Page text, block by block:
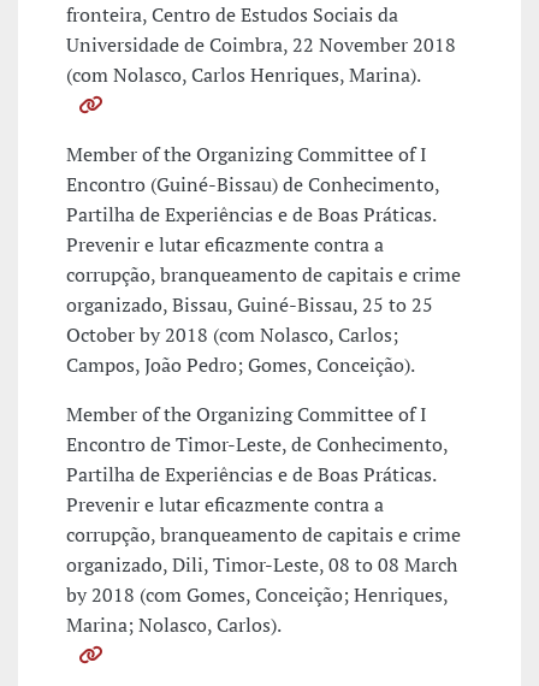
fronteira, Centro de Estudos Sociais da
Universidade de Coimbra, 22 November 2018
(com Nolasco, Carlos Henriques, Marina).
Member of the Organizing Committee of I
Encontro (Guiné-Bissau) de Conhecimento,
Partilha de Experiências e de Boas Práticas.
Prevenir e lutar eficazmente contra a
corrupção, branqueamento de capitais e crime
organizado, Bissau, Guiné-Bissau, 25 to 25
October by 2018 (com Nolasco, Carlos;
Campos, João Pedro; Gomes, Conceição).
Member of the Organizing Committee of I
Encontro de Timor-Leste, de Conhecimento,
Partilha de Experiências e de Boas Práticas.
Prevenir e lutar eficazmente contra a
corrupção, branqueamento de capitais e crime
organizado, Dili, Timor-Leste, 08 to 08 March
by 2018 (com Gomes, Conceição; Henriques,
Marina; Nolasco, Carlos).